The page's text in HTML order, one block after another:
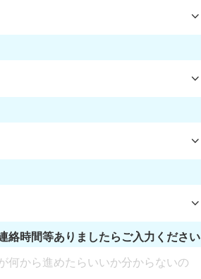
絡時間等ありましたらご入力ください